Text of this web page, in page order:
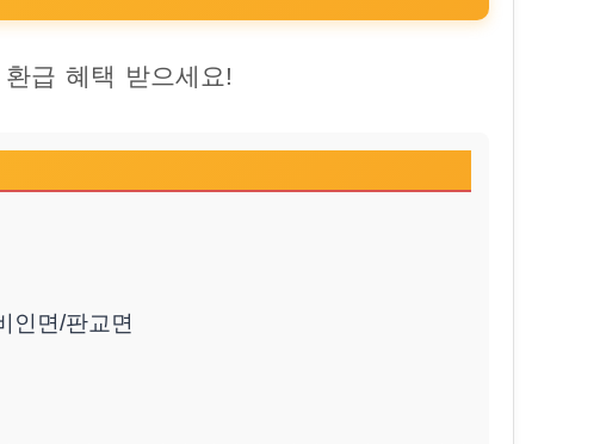
급 혜택 받으세요!
인면/판교면